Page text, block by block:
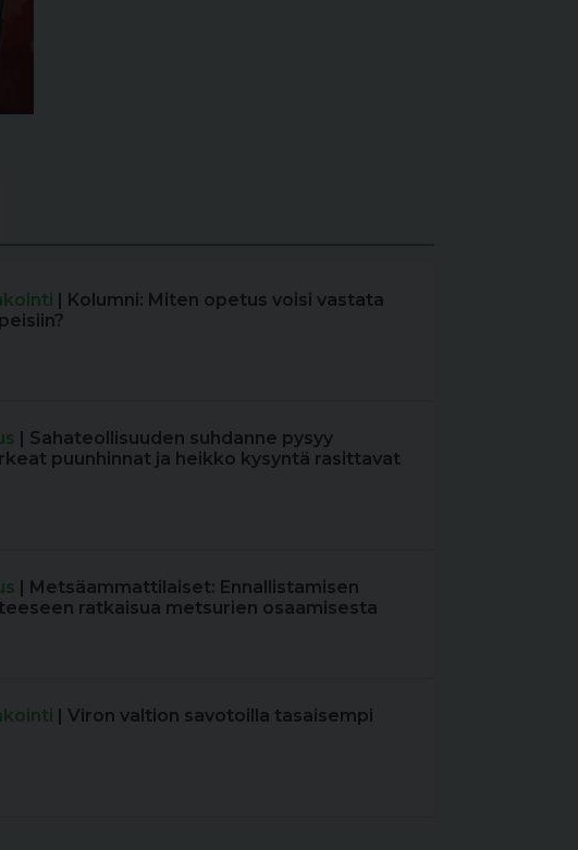
| Kolumni: Miten opetus voisi vastata
| Sahateollisuuden suhdanne pysyy
puunhinnat ja heikko kysyntä rasittavat
| Metsäammattilaiset: Ennallistamisen
ratkaisua metsurien osaamisesta
| Viron valtion savotoilla tasaisempi